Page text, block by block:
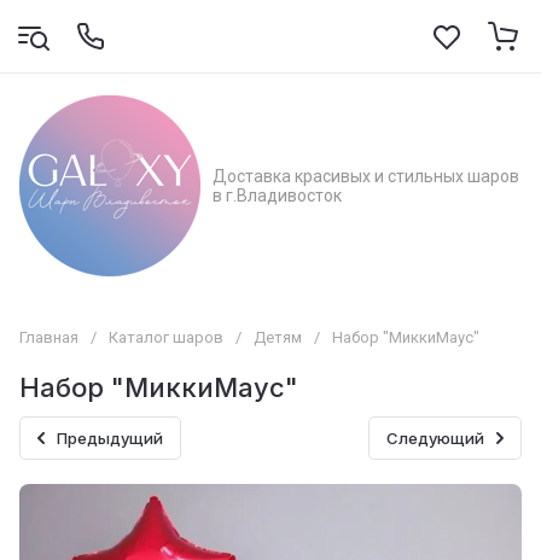
Доставка красивых и стильных шаров
в г.Владивосток
Главная / Каталог шаров / Детям / Набор "МиккиМаус"
Набор "МиккиМаус"
Предыдущий Следующий